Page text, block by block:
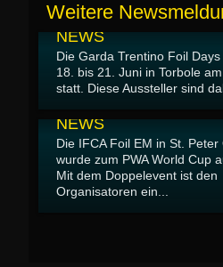
Weitere
06.06.2026
NEWS
Die Garda Trentino Foil
18. bis 21. Juni in Torbole
statt. Diese Aussteller sind
NEWS
Die IFCA Foil EM in St. Peter
wurde zum PWA World Cup
Mit dem Doppelevent ist den
Organisatoren ein...